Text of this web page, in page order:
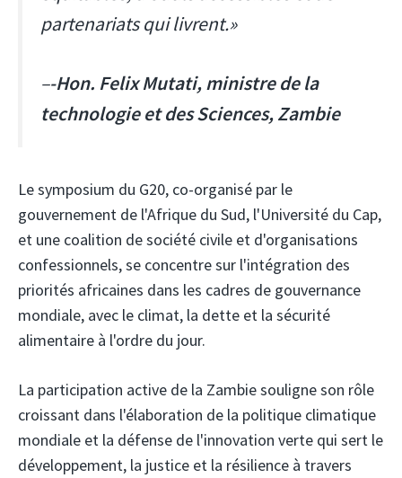
partenariats qui livrent.»
–-Hon. Felix Mutati, ministre de la
technologie et des Sciences, Zambie
Le symposium du G20, co-organisé par le
gouvernement de l'Afrique du Sud, l'Université du Cap,
et une coalition de société civile et d'organisations
confessionnels, se concentre sur l'intégration des
priorités africaines dans les cadres de gouvernance
mondiale, avec le climat, la dette et la sécurité
alimentaire à l'ordre du jour.
La participation active de la Zambie souligne son rôle
croissant dans l'élaboration de la politique climatique
mondiale et la défense de l'innovation verte qui sert le
développement, la justice et la résilience à travers